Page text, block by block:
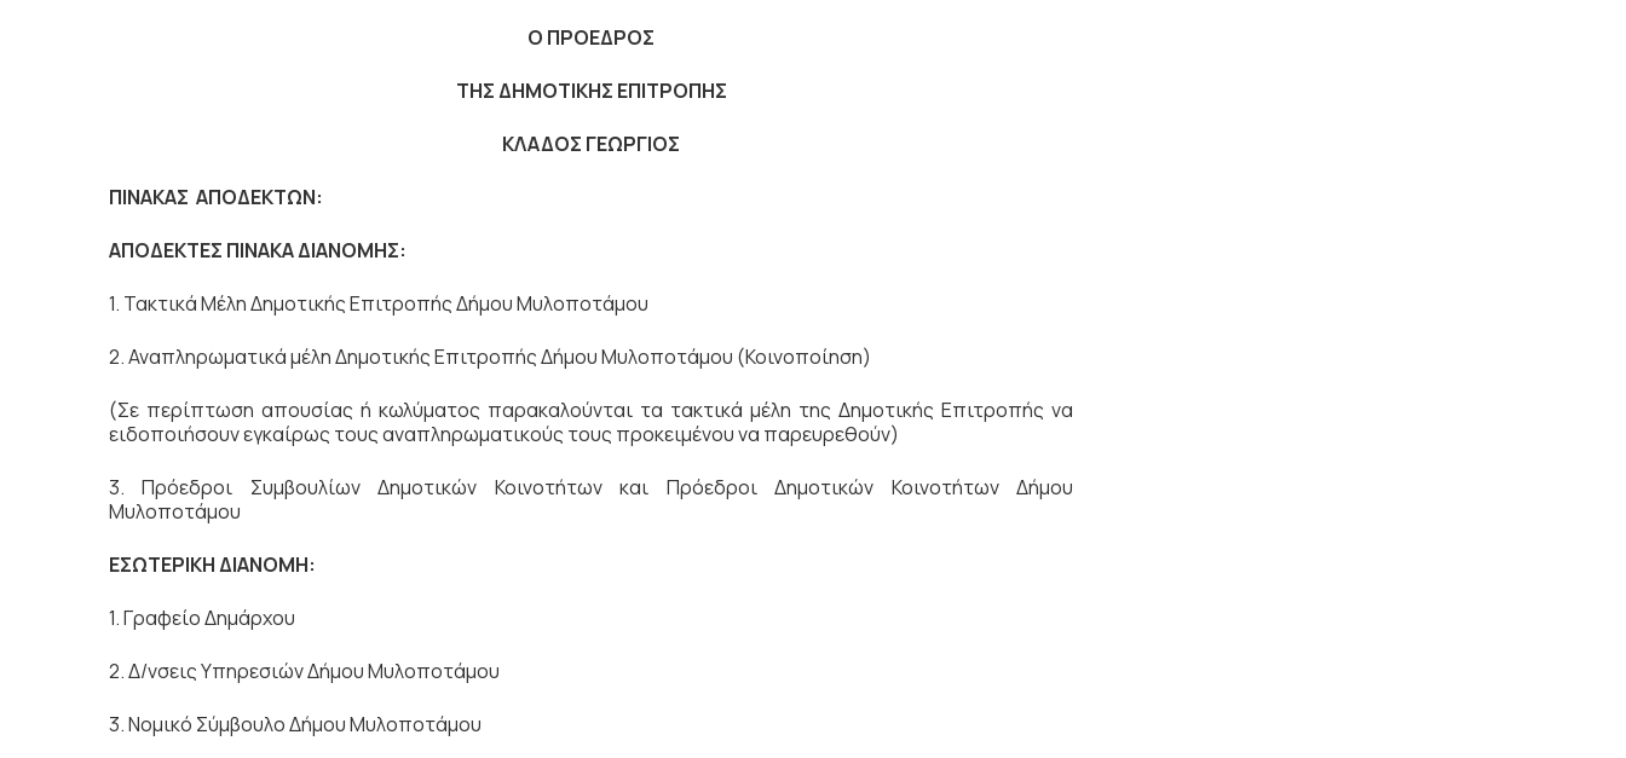
Ο ΠΡΟΕΔΡΟΣ
ΤΗΣ ΔΗΜΟΤΙΚΗΣ ΕΠΙΤΡΟΠΗΣ
ΚΛΑΔΟΣ ΓΕΩΡΓΙΟΣ
ΠΙΝΑΚΑΣ ΑΠΟΔΕΚΤΩΝ:
ΑΠΟΔΕΚΤΕΣ ΠΙΝΑΚΑ ΔΙΑΝΟΜΗΣ:
1. Τακτικά Μέλη Δημοτικής Επιτροπής Δήμου Μυλοποτάμου
2. Αναπληρωματικά μέλη Δημοτικής Επιτροπής Δήμου Μυλοποτάμου (Κοινοποίηση)
(Σε περίπτωση απουσίας ή κωλύματος παρακαλούνται τα τακτικά μέλη της Δημοτικής Επιτροπής να
ειδοποιήσουν εγκαίρως τους αναπληρωματικούς τους προκειμένου να παρευρεθούν)
3. Πρόεδροι Συμβουλίων Δημοτικών Κοινοτήτων και Πρόεδροι Δημοτικών Κοινοτήτων Δήμου
Μυλοποτάμου
ΕΣΩΤΕΡΙΚΗ ΔΙΑΝΟΜΗ:
1. Γραφείο Δημάρχου
2. Δ/νσεις Υπηρεσιών Δήμου Μυλοποτάμου
3. Νομικό Σύμβουλο Δήμου Μυλοποτάμου